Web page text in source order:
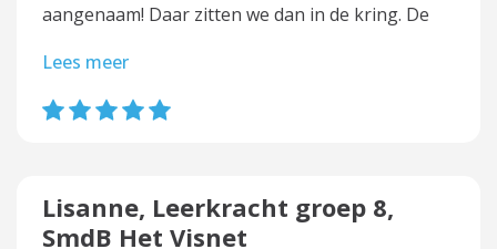
aangenaam! Daar zitten we dan in de kring. De
Lees meer
Lisanne, Leerkracht groep 8,
SmdB Het Visnet